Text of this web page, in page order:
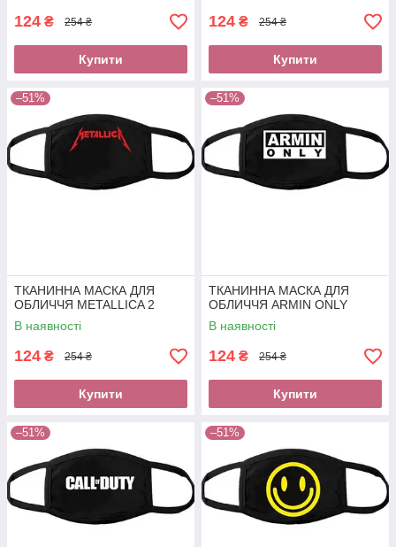
124 ₴ 254 ₴
Купити
124 ₴ 254 ₴
Купити
–51%
ТКАНИННА МАСКА ДЛЯ
ОБЛИЧЧЯ METALLICA 2
В наявності
124 ₴ 254 ₴
Купити
–51%
ТКАНИННА МАСКА ДЛЯ
ОБЛИЧЧЯ ARMIN ONLY
В наявності
124 ₴ 254 ₴
Купити
–51% –51%